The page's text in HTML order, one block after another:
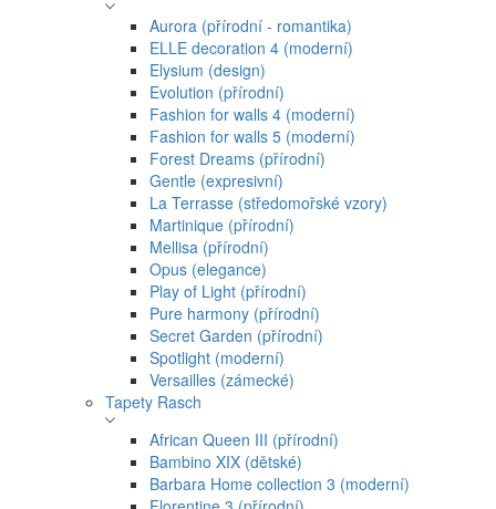
Aurora (přírodní - romantika)
ELLE decoration 4 (moderní)
Elysium (design)
Evolution (přírodní)
Fashion for walls 4 (moderní)
Fashion for walls 5 (moderní)
Forest Dreams (přírodní)
Gentle (expresivní)
La Terrasse (středomořské vzory)
Martinique (přírodní)
Mellisa (přírodní)
Opus (elegance)
Play of Light (přírodní)
Pure harmony (přírodní)
Secret Garden (přírodní)
Spotlight (moderní)
Versailles (zámecké)
Tapety Rasch
African Queen III (přírodní)
Bambino XIX (dětské)
Barbara Home collection 3 (moderní)